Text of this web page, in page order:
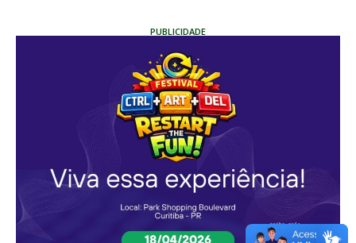
PUBLICIDADE